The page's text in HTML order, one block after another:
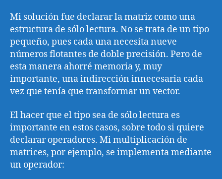
Mi solución fue declarar la matriz como una
estructura de sólo lectura. No se trata de un tipo
pequeño, pues cada una necesita nueve
números flotantes de doble precisión. Pero de
esta manera ahorré memoria y, muy
importante, una indirección innecesaria cada
vez que tenía que transformar un vector.
El hacer que el tipo sea de sólo lectura es
importante en estos casos, sobre todo si quiere
declarar operadores. Mi multiplicación de
matrices, por ejemplo, se implementa mediante
un operador: